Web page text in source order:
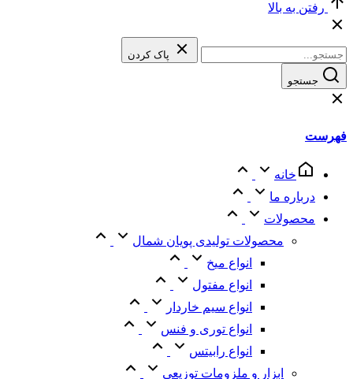
رفتن به بالا
پاک کردن
جستجو
فهرست
خانه
درباره ما
محصولات
محصولات تولیدی پویان شمال
انواع میخ
انواع مفتول
انواع سیم خاردار
انواع توری و فنس
انواع رابیتس
ابزار و ملزومات توزیعی